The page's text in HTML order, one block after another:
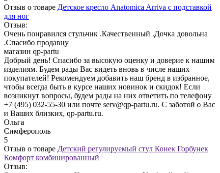
Отзыв о товаре Детское кресло Anatomica Arriva с подставкой
для ног
Отзыв:
Очень понравился стульчик .Качественный .Дочка довольна
.Спасибо продавцу
магазин qp-partu
Добрый день! Спасибо за высокую оценку и доверие к нашим
изделиям. Будем рады Вас видеть вновь в числе наших
покупателей! Рекомендуем добавить наш бренд в избранное,
чтобы всегда быть в курсе наших новинок и скидок! Если
возникнут вопросы, будем рады на них ответить по телефону
+7 (495) 032-55-30 или почте serv@qp-partu.ru. С заботой о Вас
и Ваших близких, qp-partu.ru.
Ольга
Симферополь
5
Отзыв о товаре Детский регулируемый стул Конек Горбунек
Комфорт комбинированный
Отзыв: